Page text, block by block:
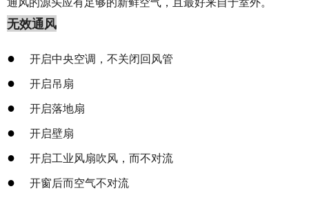
无效通风
●
开启中央空调，不关闭回风管
●
开启吊扇
●
开启落地扇
●
开启壁扇
●
开启工业风扇吹风，而不对流
●
开窗后而空气不对流